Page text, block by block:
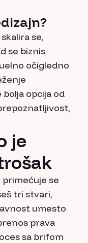
se,
se biznis
očigledno
opcija od
je
primećuje se
tri stvari,
umesto
prava
sa brifom